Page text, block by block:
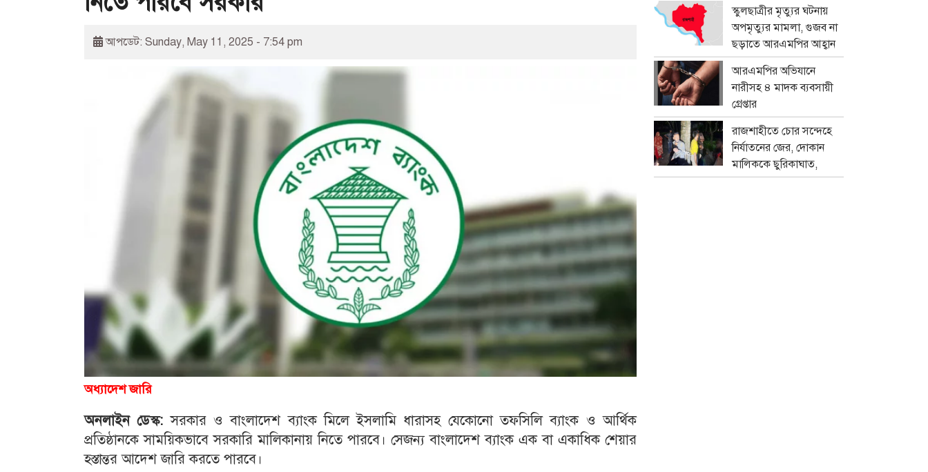
আপডেট: Sunday, May 11, 2025 - 7:54 pm
অধ্যাদেশ জারি
অনলাইন ডেস্ক:সরকার ও বাংলাদেশ ব্যাংক মিলে ইসলামি ধারাসহ যেকোনো তফসিলি ব্যাংক ও আর্থিক
প্রতিষ্ঠানকে সাময়িকভাবে সরকারি মালিকানায় নিতে পারবে। সেজন্য বাংলাদেশ ব্যাংক এক বা একাধিক শেয়ার
হস্তান্তর আদেশ জারি করতে পারবে।
স্কুলছাত্রীর মৃত্যুর ঘটনায়
অপমৃত্যুর মামলা, গুজব না
ছড়াতে আরএমপির আহ্বান
আরএমপির অভিযানে
নারীসহ ৪ মাদক ব্যবসায়ী
গ্রেপ্তার
রাজশাহীতে চোর সন্দেহে
নির্যাতনের জের, দোকান
মালিককে ছুরিকাঘাত,
মামলা